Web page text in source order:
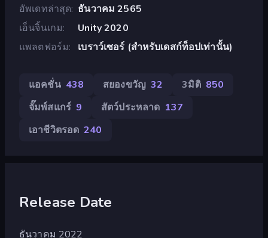
อัพเดทล่าสุด ธันวาคม 2565
เอ็นจิ้นเกม
Unity 2020
แพลตฟอร์ม
เบราว์เซอร์ (สำหรับเดสก์ท็อปเท่านั้น)
แอคชั่น 438 สยองขวัญ 32 3มิติ 850
จั๊มพ์สแกร์ 9 สัตว์ประหลาด 137
เอาชีวิตรอด 240
Release Date
ธันวาคม 2022